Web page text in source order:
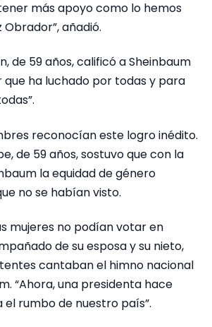
más apoyo como lo hemos
añadió.
de 59 años, calificó a Sheinbaum
que ha luchado por todas y para
reconocían este logro inédito.
de 59 años, sostuvo que con la
la equidad de género
no se habían visto.
mujeres no podían votar en
de su esposa y su nieto,
cantaban el himno nacional
“Ahora, una presidenta hace
rumbo de nuestro país”.